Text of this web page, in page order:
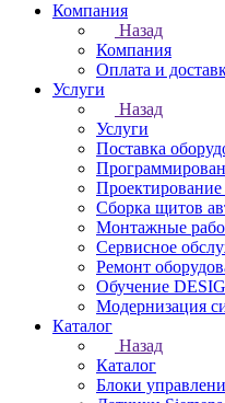
Компания
Назад
Компания
Оплата и
Услуги
Назад
Услуги
Поставка
Проектирование
Сборка щитов
Монтажные
Сервисное
Ремонт
Обучение
Модернизация
Каталог
Назад
Каталог
Блоки